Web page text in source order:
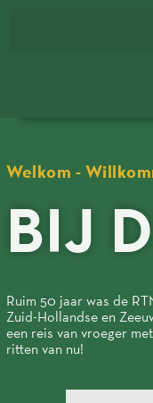
Welkom -
BIJ
Ruim 50 jaar was de
Zuid-Hollandse en
een reis van vroeger
ritten van nu!